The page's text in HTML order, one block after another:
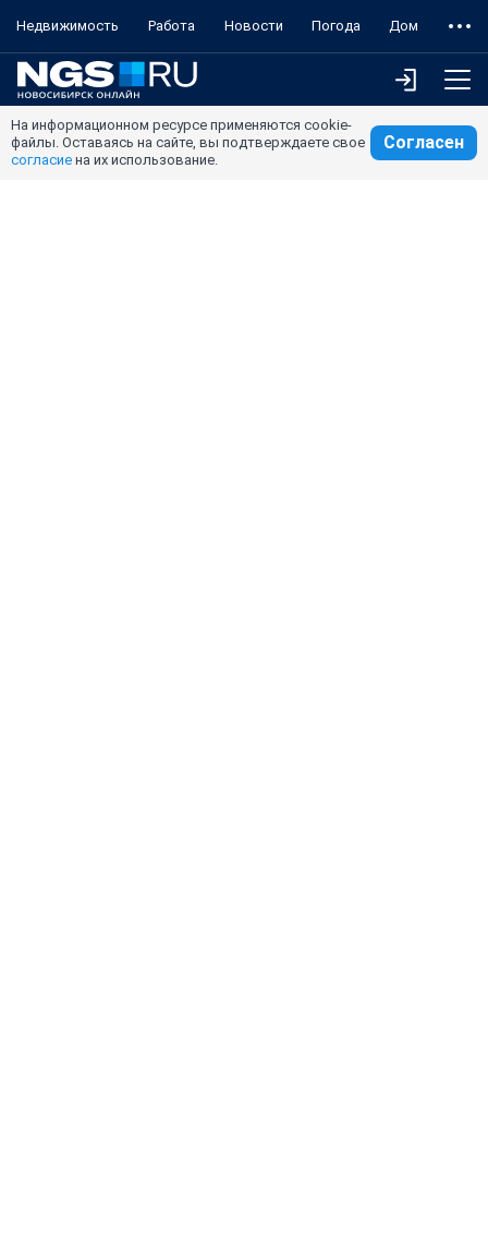
Недвижимость Работа Новости Погода Дом
На информационном ресурсе применяются cookie-
файлы. Оставаясь на сайте, вы подтверждаете свое
согласие на их использование.
Согласен